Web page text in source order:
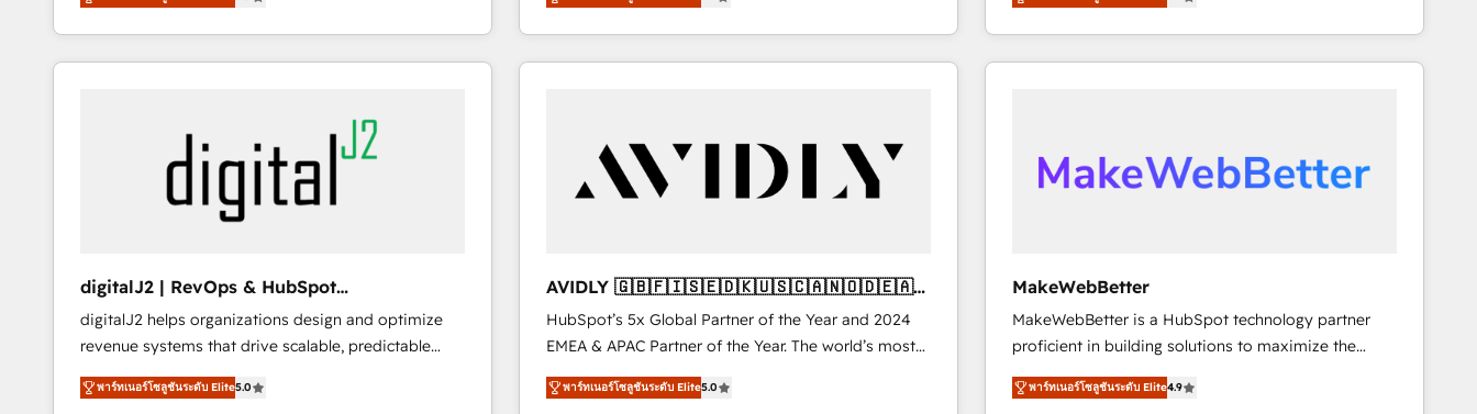
✦ 150+ implementations ✦ 100+ certifications ✦ 7
accreditations
customer platform and operationalize HubSpot’s
Loop Marketing framework through expert-led
services, smart agents, and purpose-built apps,
buyer journey for clean data, scalability, & reporting.
🎯Demand Gen & ABM: Drive pipeline with inbound,
ABM, AEO, SEO, & paid media. 👩‍💻Web Design:
Build high-performing websites with UX, messaging,
AI, & maximize AEO with tailored AI services. 🧩
Integrations: Extend HubSpot with custom
integrations, hosting, & maintenance.
Work With 🚀 We help lean, growing companies: -
Win more business - Reduce no-shows - Improve
lead & deal conversion rates - Scale with less
learn the ins-and-outs of HubSpot. We give you a
Personal Consultant + Tech Team to handle the
heavy lifting of mapping out AND building your ideal
6,500+ Partners) and was named 2023 HubSpot
Partner of the Year 💥 Trusted by 2,500+ companies
to help them scale and close more business, by
using HubSpot (the right way). ⭐️ Here's more info:
www.onthefuze.com/hubspot-admin Contact us to
marketing automation, Growth, Revops, CRM et
webdesign. Markentive is both a consulting firm, a
digital agency and an integrator. With over 115
digitalJ2 | RevOps & HubSpot
Implementations
digitalJ2 helps organizations design and optimize
revenue systems that drive scalable, predictable
growth. As a triple-accredited HubSpot Solutions
Partner, we specialize in both strategic RevOps
พาร์ทเนอร์โซลูชันระดับ Elite5.0
AVIDLY 🇬🇧🇫🇮🇸🇪🇩🇰🇺🇸🇨🇦🇳🇴🇩🇪🇦🇺
🇳🇿
HubSpot’s 5x Global Partner of the Year and 2024
EMEA & APAC Partner of the Year. The world’s most
experienced and fully accredited HubSpot Solutions
Partner. 🚀 With 2,750+ HubSpot projects delivered
พาร์ทเนอร์โซลูชันระดับ Elite5.0
MakeWebBetter
MakeWebBetter is a HubSpot technology partner
proficient in building solutions to maximize the
operational efficiency of HubSpot. The fastest-
growing tech-enabler & facilitator, MakeWebBetter,
พาร์ทเนอร์โซลูชันระดับ Elite4.9